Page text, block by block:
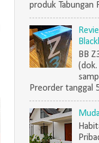
produk Tabungan
BB
Preorder tanggal